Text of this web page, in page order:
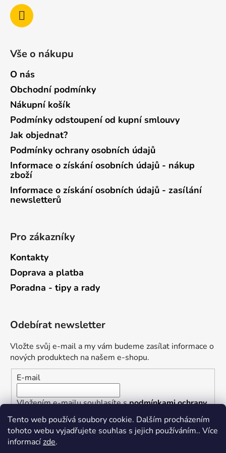
Tento web používá soubory cookie. Dalším procházením
tohoto webu vyjadřujete souhlas s jejich používáním.. Více
informacízde.
Vše o nákupu
O nás
Obchodní podmínky
Nákupní košík
Podmínky odstoupení od kupní smlouvy
Jak objednat?
Podmínky ochrany osobních údajů
Informace o získání osobních údajů - nákup
zboží
Informace o získání osobních údajů - zasílání
newsletterů
Pro zákazníky
Kontakty
Doprava a platba
Poradna - tipy a rady
Odebírat newsletter
Vložte svůj e-mail a my vám budeme zasílat informace o
nových produktech na našem e-shopu.
E-mail
Vložením e-mailu souhlasíte spodmínkami ochrany
osobních údajů
PŘIHLÁSIT SE